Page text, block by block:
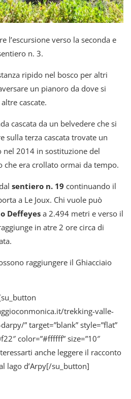
l’escursione verso la seconda e
n. 3.
ripido nel bosco per altri
un pianoro da dove si
cascate.
cascata da un belvedere che si
sulla terza cascata trovate un
2014 in sostituzione del
che era crollato ormai da tempo.
sentiero n. 19 continuando il
a Le Joux. Chi vuole può
Deffeyesa 2.494 metri e verso il
in atre 2 ore circa di
raggiungere il Ghiacciaio
trekking-valle-
” target=”blank” style=”flat”
color=”#ffffff” size=”10″
anche leggere il racconto
lago d’Arpy[/su_button]